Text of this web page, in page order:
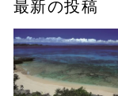
最新の投稿